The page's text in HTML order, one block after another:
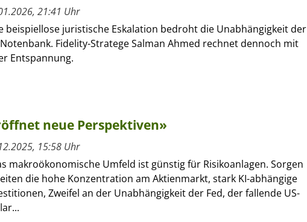
21:41 Uhr
beispiellose juristische Eskalation bedroht die Unabhängigkeit der
Fidelity-Stratege Salman Ahmed rechnet dennoch mit
Entspannung.
neue Perspektiven»
15:58 Uhr
makroökonomische Umfeld ist günstig für Risikoanlagen. Sorgen
die hohe Konzentration am Aktienmarkt, stark KI-abhängige
Zweifel an der Unabhängigkeit der Fed, der fallende US-